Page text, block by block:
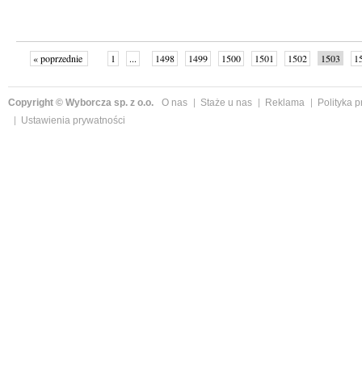
« poprzednie 1 ... 1498 1499 1500 1501 1502 1503
Copyright © Wyborcza sp. z o.o. O nas Staże u nas Reklama
Polityka
Ustawienia prywatności